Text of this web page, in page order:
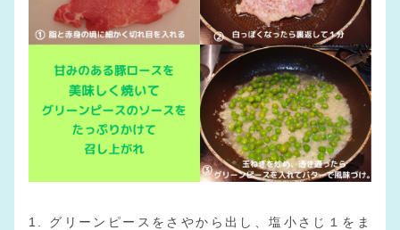
1. グリーンピースをさやから出し、塩小さじ１をま